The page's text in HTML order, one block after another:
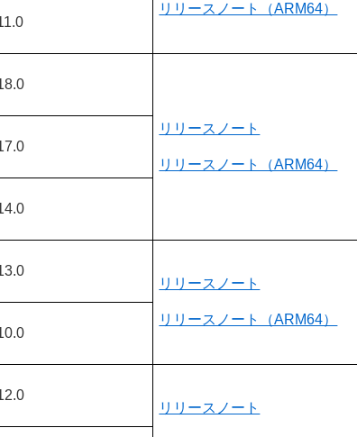
リリースノート（ARM64）
リリースノート
リリースノート（ARM64）
リリースノート
リリースノート（ARM64）
リリースノート